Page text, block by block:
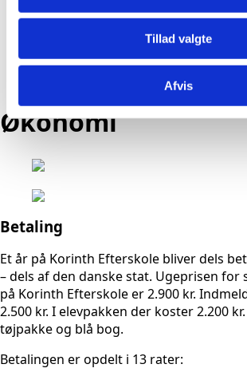
Tillad valgte
Afvis
Kontakt
Besøg os
Tilmelding som 2 års elev
Økonomi
Betaling
Et år på Korinth Efterskole bliver dels
– dels af den danske stat. Ugeprisen for
på Korinth Efterskole er 2.900 kr.
2.500 kr. I elevpakken der koster 2.200
tøjpakke og blå bog.
Betalingen er opdelt i 13 rater: